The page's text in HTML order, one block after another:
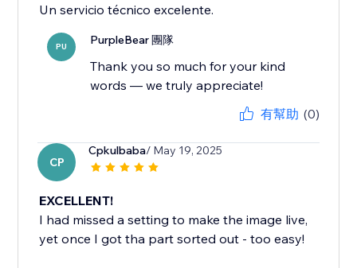
Un servicio técnico excelente.
PU PurpleBear 團隊
Thank you so much for your kind
words — we truly appreciate!
有幫助 (0)
CP
Cpkulbaba/ May 19, 2025
EXCELLENT!
I had missed a setting to make the image live,
yet once I got tha part sorted out - too easy!